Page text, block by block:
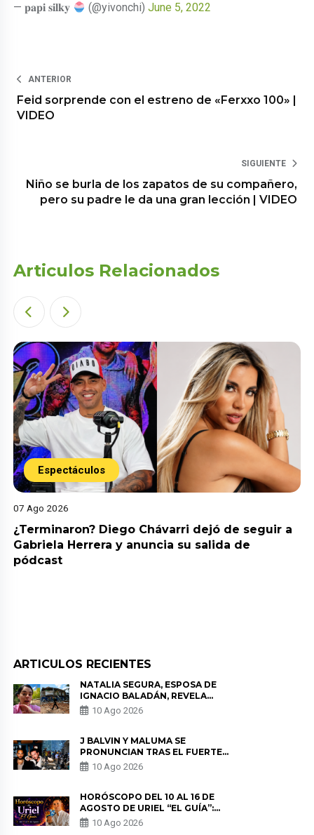
— 𝐩𝐚𝐩𝐢 𝐬𝐢𝐥𝐤𝐲
(@yivonchi)June 5, 2022
ANTERIOR
Feid sorprende con el estreno de «Ferxxo 100» |
VIDEO
SIGUIENTE
Niño se burla de los zapatos de su compañero,
pero su padre le da una gran lección | VIDEO
Articulos Relacionados
Espectáculos
07 Ago 2026
¿Terminaron? Diego Chávarri dejó de seguir a
Gabriela Herrera y anuncia su salida de
pódcast
ARTICULOS RECIENTES
NATALIA SEGURA, ESPOSA DE
IGNACIO BALADÁN, REVELA
COMO VIVIÓ EL TERREMOTO EN
COLOMBIA: “NO ME PODÍA
10 Ago 2026
J BALVIN Y MALUMA SE
PRONUNCIAN TRAS EL FUERTE
TERREMOTO EN COLOMBIA:
“VAMOS A MOVERNOS PARA
10 Ago 2026
HORÓSCOPO DEL 10 AL 16 DE
AGOSTO DE URIEL “EL GUÍA”:
PREDICCIONES PARA TODOS LOS
SIGNOS DEL ZODIACO AQUÍ
10 Ago 2026